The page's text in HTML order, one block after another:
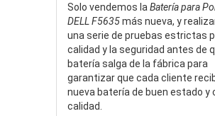
Solo vendemos la Batería para
DELL F5635más nueva, y
una serie de pruebas estrictas
calidad y la seguridad antes de
batería salga de la fábrica para
garantizar que cada cliente
nueva batería de buen estado y
calidad.